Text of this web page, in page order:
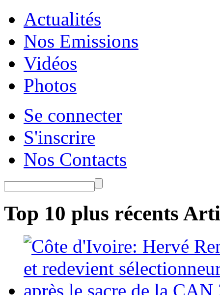
Actualités
Nos Emissions
Vidéos
Photos
Se connecter
S'inscrire
Nos Contacts
Top 10 plus récents